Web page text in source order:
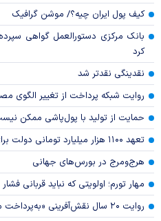
کیف پول ایران چیه؟/ موشن گرافیک
بانک مرکزی دستورالعمل گواهی سپرده
کرد
نقدینگی نقدتر شد
روایت شبکه پرداخت از تغییر الگوی
حمایت از تولید با پول‌پاشی ممکن
تعهد ۱۱۰۰ هزار میلیارد تومانی دولت برای تامین کالابرگ
هرج‌ومرج در بورس‌های جهانی
مهار تورم؛ اولویتی که نباید قربانی
روایت ۲۰ سال نقش‌آفرینی «به‌پرداخت ملت» در اقتصاد دیجیتال ایران